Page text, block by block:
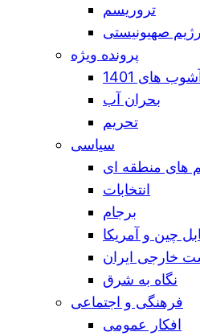
تروریسم
صهیونیستی
پرونده ویژه
های 1401
بحران آب
تحریم
سیاسی
های منطقه ای
انتخابات
برجام
چین و آمریکا
خارجی ایران
نگاه به شرق
فرهنگی و اجتماعی
افکار عمومی